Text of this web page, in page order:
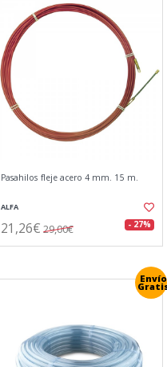
Pasahilos fleje acero 4 mm. 15 m.
ALFA
21,26€ 29,00€ - 27%
Envío